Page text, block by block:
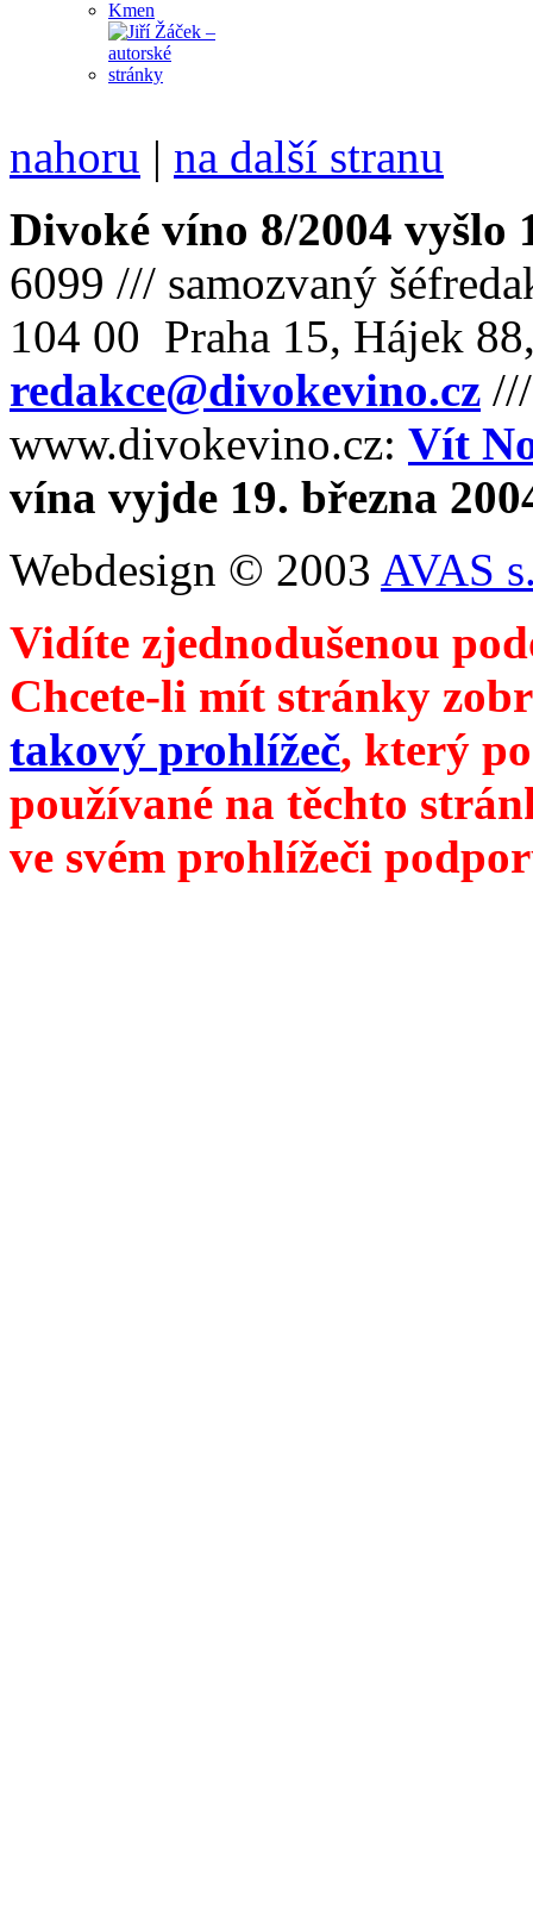
nahoru | na další stranu
Divoké víno 8/2004 vyšlo
6099 /// samozvaný
104 00 Praha 15, Hájek
redakce@divokevino.cz
www.divokevino.cz: Vít
vína vyjde 19. března
Webdesign © 2003 AVAS
Vidíte zjednodušenou
Chcete-li mít stránky
takový prohlížeč, který
používané na těchto
ve svém prohlížeči